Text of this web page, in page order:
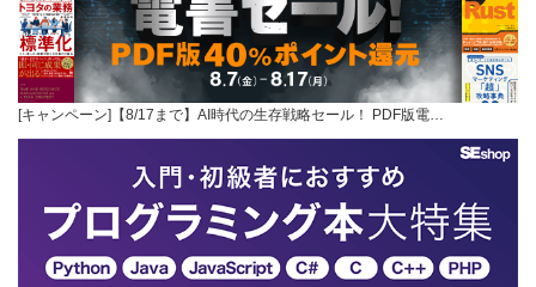
[キャンペーン]【8/17まで】AI時代の生存戦略セール！ PDF版電…